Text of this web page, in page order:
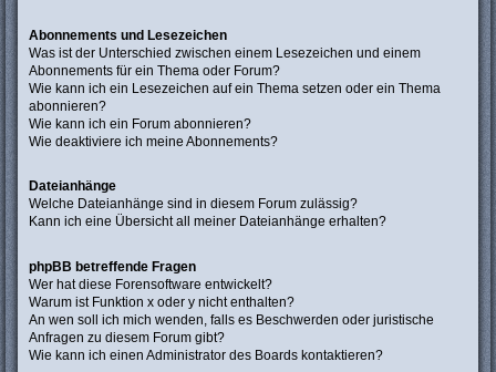
Abonnements und Lesezeichen
Was ist der Unterschied zwischen einem Lesezeichen und einem
Abonnements für ein Thema oder Forum?
Wie kann ich ein Lesezeichen auf ein Thema setzen oder ein Thema
abonnieren?
Wie kann ich ein Forum abonnieren?
Wie deaktiviere ich meine Abonnements?
Dateianhänge
Welche Dateianhänge sind in diesem Forum zulässig?
Kann ich eine Übersicht all meiner Dateianhänge erhalten?
phpBB betreffende Fragen
Wer hat diese Forensoftware entwickelt?
Warum ist Funktion x oder y nicht enthalten?
An wen soll ich mich wenden, falls es Beschwerden oder juristische
Anfragen zu diesem Forum gibt?
Wie kann ich einen Administrator des Boards kontaktieren?